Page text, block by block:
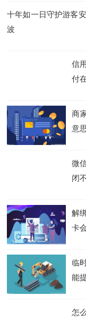
十年如一日守护游客
波
信
付
商
意
微
闭
解
卡
临
能
怎